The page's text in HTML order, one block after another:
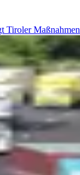
Tiroler Maßnahmen